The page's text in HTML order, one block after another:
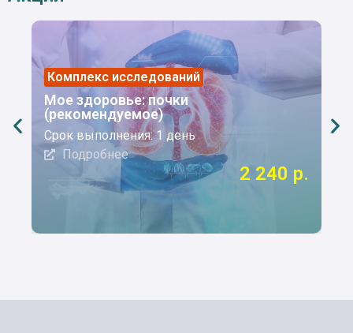
Комплекс исследований
Мое здоровье: почки
(рекомендуемое)
Срок выполнения: 1 день
Подробнее
2 240 р.